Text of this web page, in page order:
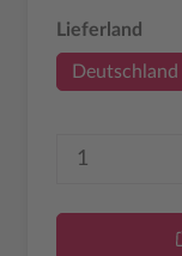
Lieferland
Deutschland
Produkt